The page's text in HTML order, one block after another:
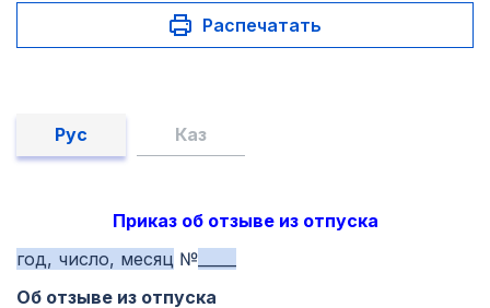
Распечатать
Рус Каз
Приказ об отзыве из отпуска
год, число, месяц №
Об отзыве из отпуска